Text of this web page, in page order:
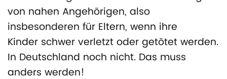
von nahen Angehörigen, also
insbesonderen für Eltern, wenn ihre
Kinder schwer verletzt oder getötet werden.
In Deutschland noch nicht. Das muss
anders werden!